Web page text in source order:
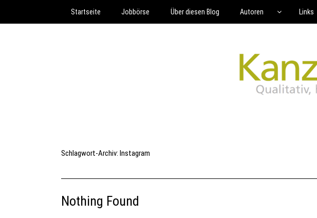
Startseite Jobbörse Über diesen Blog Autoren Links
Schlagwort-Archiv: Instagram
Nothing Found